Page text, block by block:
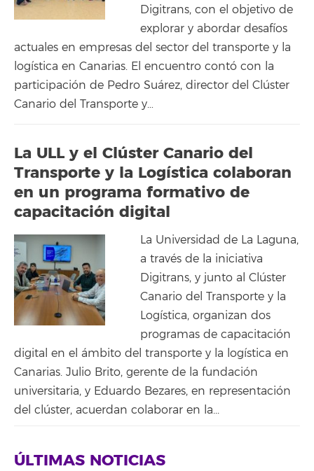
Digitrans, con el objetivo de
explorar y abordar desafíos
actuales en empresas del sector del transporte y la
logística en Canarias. El encuentro contó con la
participación de Pedro Suárez, director del Clúster
Canario del Transporte y…
La ULL y el Clúster Canario del
Transporte y la Logística colaboran
en un programa formativo de
capacitación digital
La Universidad de La Laguna,
a través de la iniciativa
Digitrans, y junto al Clúster
Canario del Transporte y la
Logística, organizan dos
programas de capacitación
digital en el ámbito del transporte y la logística en
Canarias. Julio Brito, gerente de la fundación
universitaria, y Eduardo Bezares, en representación
del clúster, acuerdan colaborar en la...
ÚLTIMAS NOTICIAS